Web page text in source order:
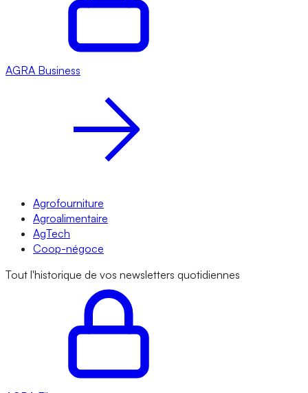
AGRA Business
Agrofourniture
Agroalimentaire
AgTech
Coop-négoce
Tout l'historique de vos newsletters quotidiennes